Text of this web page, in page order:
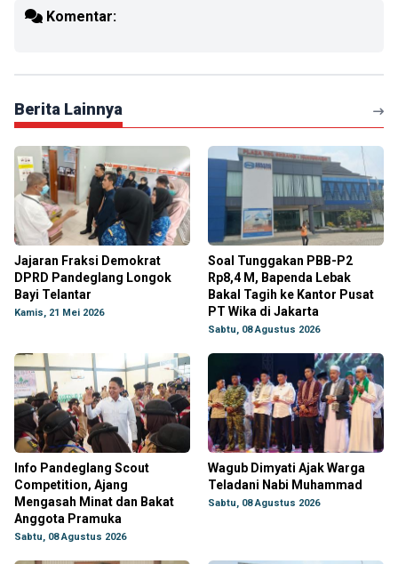
Komentar:
Berita Lainnya
Jajaran Fraksi Demokrat
DPRD Pandeglang Longok
Bayi Telantar
Kamis, 21 Mei 2026
Soal Tunggakan PBB-P2
Rp8,4 M, Bapenda Lebak
Bakal Tagih ke Kantor Pusat
PT Wika di Jakarta
Sabtu, 08 Agustus 2026
Info Pandeglang Scout
Competition, Ajang
Mengasah Minat dan Bakat
Anggota Pramuka
Sabtu, 08 Agustus 2026
Wagub Dimyati Ajak Warga
Teladani Nabi Muhammad
Sabtu, 08 Agustus 2026